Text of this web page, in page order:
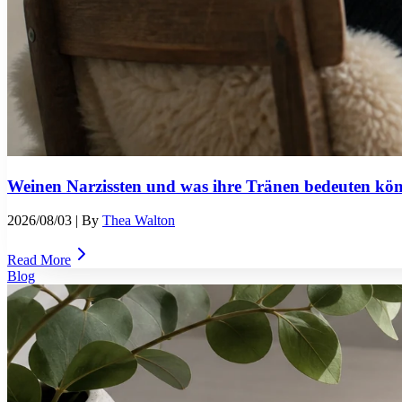
Weinen Narzissten und was ihre Tränen bedeuten
2026/08/03 | By Thea Walton
Read More
Blog